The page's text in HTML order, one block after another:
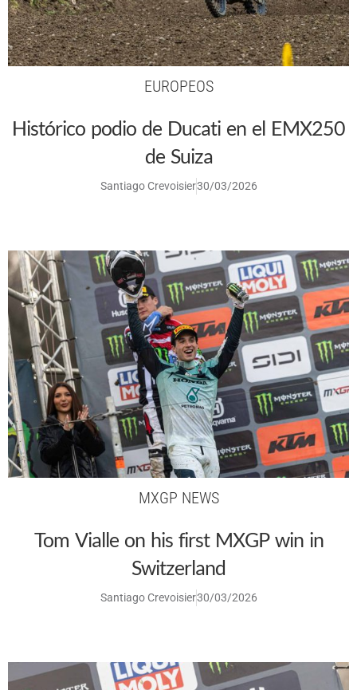
EUROPEOS
Histórico podio de Ducati en el EMX250
de Suiza
Santiago Crevoisier30/03/2026
MXGP NEWS
Tom Vialle on his first MXGP win in
Switzerland
Santiago Crevoisier30/03/2026